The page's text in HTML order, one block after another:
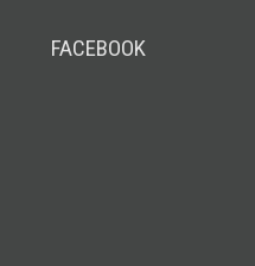
FACEBOOK